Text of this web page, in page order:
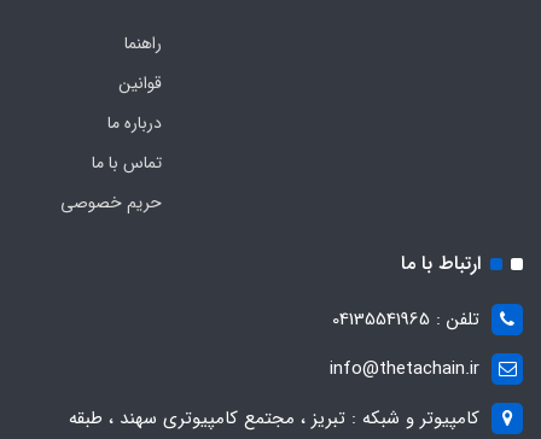
راهنما
قوانین
درباره ما
تماس با ما
حریم خصوصی
ارتباط با ما
تلفن : 04135541965
info@thetachain.ir
کامپیوتر و شبکه : تبریز ، مجتمع کامپیوتری سهند ، طبقه